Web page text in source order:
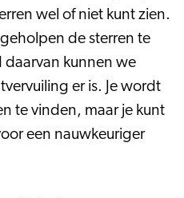
wel of niet kunt zien.
de sterren te
kunnen we
er is. Je wordt
te vinden, maar je kunt
een nauwkeuriger